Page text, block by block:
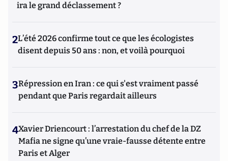
ira le grand déclassement ?
2L’été 2026 confirme tout ce que les écologistes
disent depuis 50 ans : non, et voilà pourquoi
3Répression en Iran : ce qui s'est vraiment passé
pendant que Paris regardait ailleurs
4Xavier Driencourt : l’arrestation du chef de la DZ
Mafia ne signe qu’une vraie-fausse détente entre
Paris et Alger